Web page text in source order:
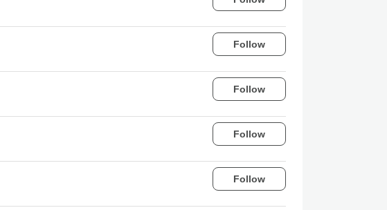
Follow
Follow
Follow
Follow